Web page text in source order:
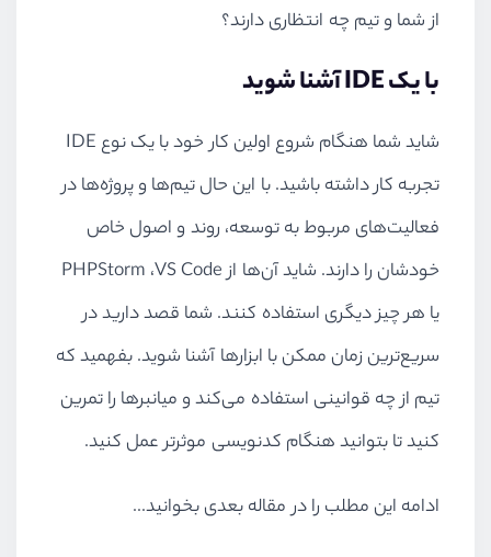
از شما و تیم چه انتظاری دارند؟
با یکIDEآشنا شوید
شاید شما هنگام شروع اولین کار خود با یک نوع IDE
تجربه کار داشته باشید. با این حال تیم‌ها و پروژه‌ها در
فعالیت‌های مربوط به توسعه، روند و اصول خاص
خودشان را دارند. شاید آن‌ها ازVS Code، PHPStorm
یا هر چیز دیگری استفاده کنند. شما قصد دارید در
سریع‌ترین زمان ممکن با ابزارها آشنا شوید. بفهمید که
تیم از چه قوانینی استفاده می‌کند و میانبرها را تمرین
کنید تا بتوانید هنگام کدنویسی موثرتر عمل کنید.
ادامه این مطلب را در مقاله بعدی بخوانید...